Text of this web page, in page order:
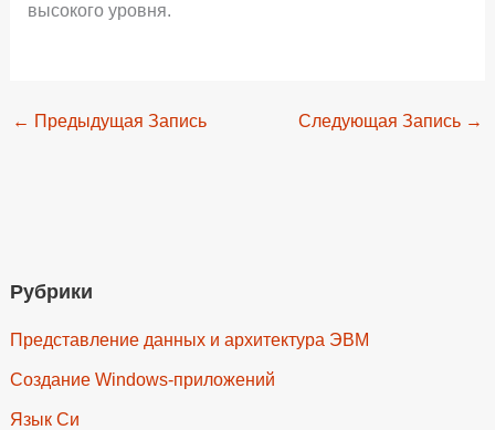
Рубрики
Представление данных и архитектура ЭВМ
Создание Windows-приложений
Язык Си
высокого уровня.
← Предыдущая Запись Следующая Запись →